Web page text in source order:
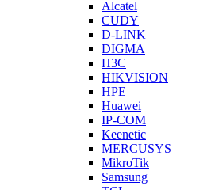
Alcatel
CUDY
D-LINK
DIGMA
H3C
HIKVISION
HPE
Huawei
IP-COM
Keenetic
MERCUSYS
MikroTik
Samsung